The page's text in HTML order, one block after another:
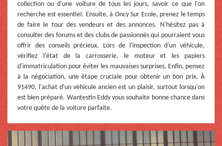
collection ou d'une voiture de tous les jours, savoir ce que l'on
recherche est essentiel. Ensuite, à Oncy Sur Ecole, prenez le temps
de faire le tour des vendeurs et des annonces. N'hésitez pas à
consulter des forums et des clubs de passionnés qui pourraient vous
offrir des conseils précieux. Lors de l'inspection d'un véhicule,
vérifiez l'état de la carrosserie, le moteur et les papiers
d'immatriculation pour éviter les mauvaises surprises. Enfin, pensez
à la négociation, une étape cruciale pour obtenir un bon prix. À
91490, l'achat d'un véhicule ancien est un plaisir, surtout lorsqu'on
est bien préparé. Wantestin Eddy vous souhaite bonne chance dans
votre quête de la voiture parfaite.